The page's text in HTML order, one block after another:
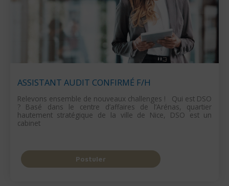
ASSISTANT AUDIT CONFIRMÉ F/H
Relevons ensemble de nouveaux challenges ! Qui est DSO
? Basé dans le centre d’affaires de l’Arénas, quartier
hautement stratégique de la ville de Nice, DSO est un
cabinet
Postuler